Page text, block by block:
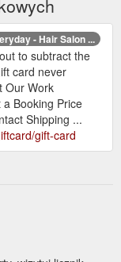
- Hair Salon ...
to subtract the
card never
Our Work
a Booking Price
Shipping ...
gift-card